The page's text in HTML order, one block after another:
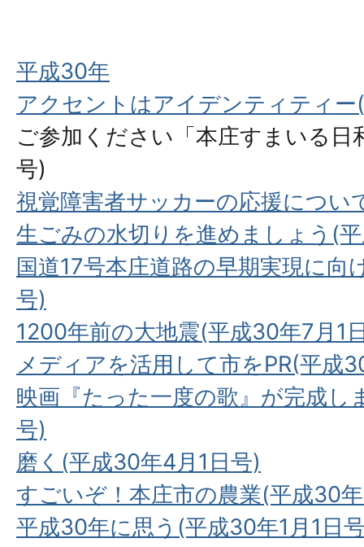
平成30年
アクセントはアイデンティティ
ご参加ください「本庄すまいる日
号)
視覚障害者サッカーの応援につい
生ごみの水切りを進めましょう(
国道17号本庄道路の早期実現に向
号)
1200年前の大地震(平成30年7月1
メディアを活用して市をPR(平成
映画『たった一度の歌』が完成し
号)
磨く(平成30年4月1日号)
すごいぞ！本庄市の農業(平成30
平成30年に思う(平成30年1月1日